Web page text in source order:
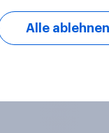
Alle ablehnen